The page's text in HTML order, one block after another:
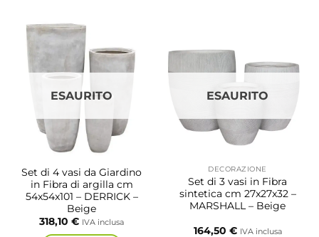
ESAURITO
Set di 4 vasi da Giardino
in Fibra di argilla cm
54x54x101 – DERRICK –
Beige
318,10 € IVA inclusa
ESAURITO
DECORAZIONE
Set di 3 vasi in Fibra
sintetica cm 27x27x32 –
MARSHALL – Beige
164,50 € IVA inclusa